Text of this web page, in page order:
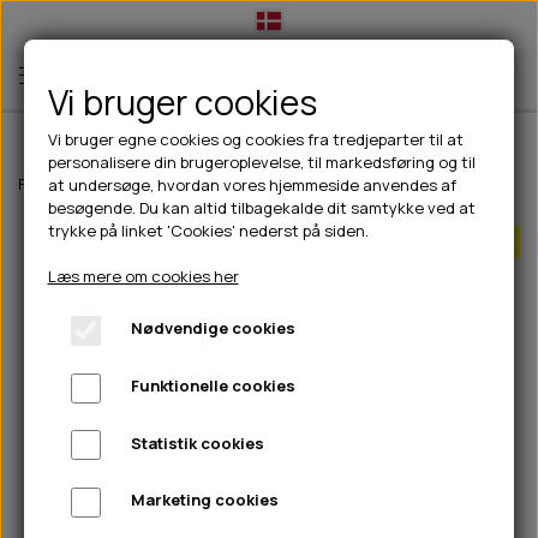
TIL HUND
💧FODER- VANDSKÅLE
CHICOPEE
GODBIDSTASKE
HALSBÅND
🦴 GODBIDDER & SNACKS
🍖 SMAGSVARIANTER
🎾 LEGETØJ
TÆNDER, ØRE, ØJE, POTER & NÆSE
🐾 UDSTYR & KOMFORT
TIL HUNDEEJER
DRIKKEFLASKER/TERMOFLASKER
HUER OG VANTER
PINEWOOD SALES
TIL KAT
TILBUD
NYHEDER
ABONNEMENT
Forside Outdoor Pinewood tøj Dame Pinewood Abisko
Vi bruger cookies
Vi bruger egne cookies og cookies fra tredjeparter til at
personalisere din brugeroplevelse, til markedsføring og til
at undersøge, hvordan vores hjemmeside anvendes af
besøgende. Du kan altid tilbagekalde dit samtykke ved at
trykke på linket 'Cookies' nederst på siden.
Læs mere om cookies her
Nødvendige cookies
Funktionelle cookies
Statistik cookies
Marketing cookies